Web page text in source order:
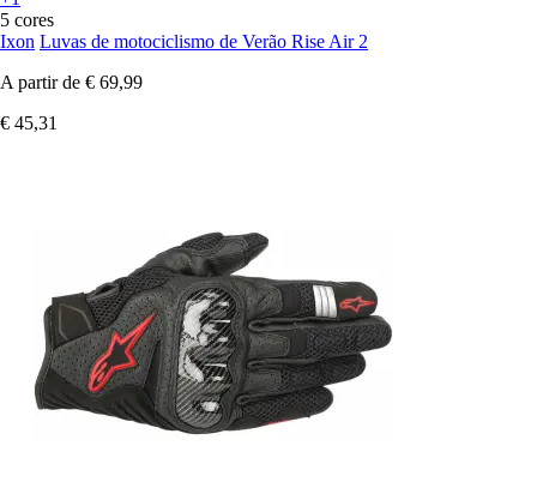
5 cores
Ixon Luvas de motociclismo de Verão Rise Air 2
A partir de € 69,99
€ 45,31